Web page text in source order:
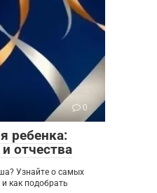
0
ребенка:
отчества
Узнайте о самых
как подобрать